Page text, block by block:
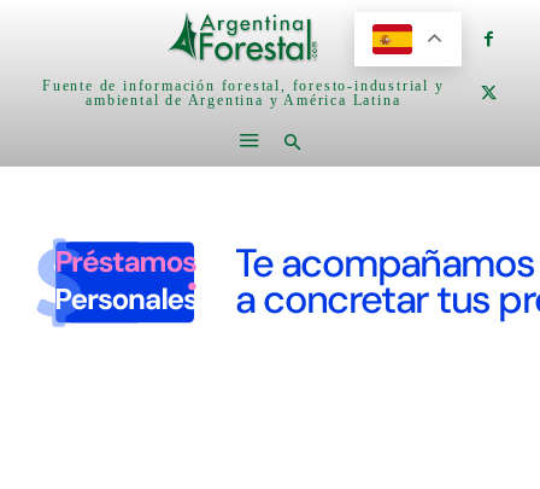
Fuente de información forestal, foresto-industrial y
ambiental de Argentina y América Latina